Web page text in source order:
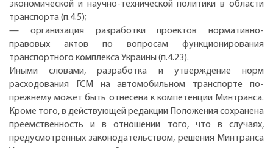
экономической и научно-технической политики в области
транспорта (п.4.5);
— организация разработки проектов нормативно-
правовых актов по вопросам функционирования
транспортного комплекса Украины (п.4.23).
Иными словами, разработка и утверждение норм
расходования ГСМ на автомобильном транспорте по-
прежнему может быть отнесена к компетенции Минтранса.
Кроме того, в действующей редакции Положения сохранена
преемственность и в отношении того, что в случаях,
предусмотренных законодательством, решения Минтранса